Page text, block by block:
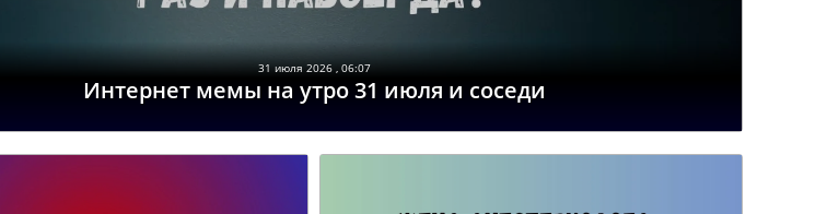
31 июля 2026 , 06:07
Интернет мемы на утро 31 июля и соседи